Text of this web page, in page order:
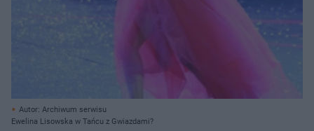
Autor: Archiwum serwisu
Ewelina Lisowska w Tańcu z Gwiazdami?